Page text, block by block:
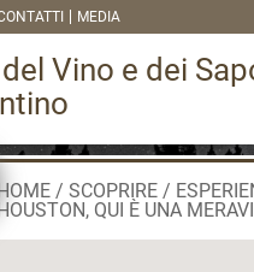
MEDIA
Vino e dei
SCOPRIRE
QUI È UNA